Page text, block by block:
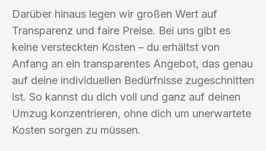
Darüber hinaus legen wir großen Wert auf
Transparenz und faire Preise. Bei uns gibt es
keine versteckten Kosten – du erhältst von
Anfang an ein transparentes Angebot, das genau
auf deine individuellen Bedürfnisse zugeschnitten
ist. So kannst du dich voll und ganz auf deinen
Umzug konzentrieren, ohne dich um unerwartete
Kosten sorgen zu müssen.